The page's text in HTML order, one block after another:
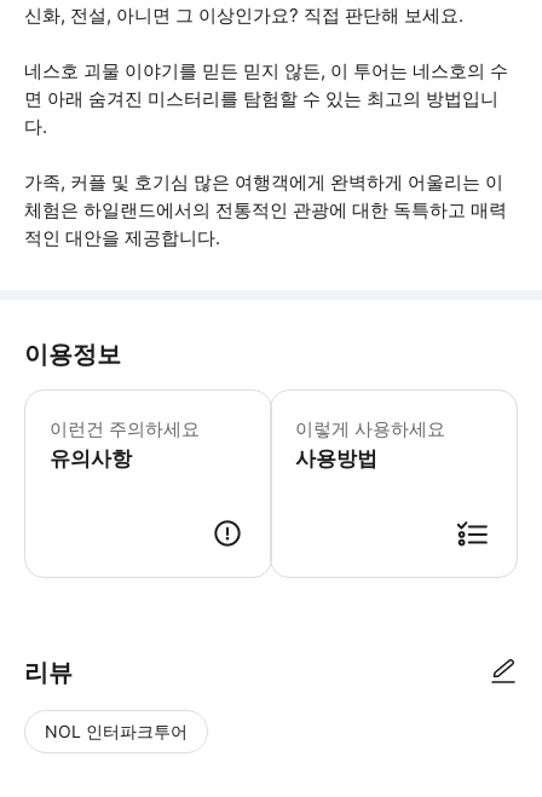
신화, 전설, 아니면 그 이상인가요? 직접 판단해 보세요.
네스호 괴물 이야기를 믿든 믿지 않든, 이 투어는 네스호의 수
면 아래 숨겨진 미스터리를 탐험할 수 있는 최고의 방법입니
다.
가족, 커플 및 호기심 많은 여행객에게 완벽하게 어울리는 이
체험은 하일랜드에서의 전통적인 관광에 대한 독특하고 매력
적인 대안을 제공합니다.
이용정보
이런건 주의하세요
유의사항
* 소요시간 : 60분 (옵션에 따라 소요
이렇게 사용하세요
사용방법
리뷰
NOL 인터파크투어